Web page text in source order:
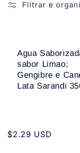
Filtrar e
Agua
sabor Limao;
Gengibre e
Lata Sarandi
Preço
$2.29 USD